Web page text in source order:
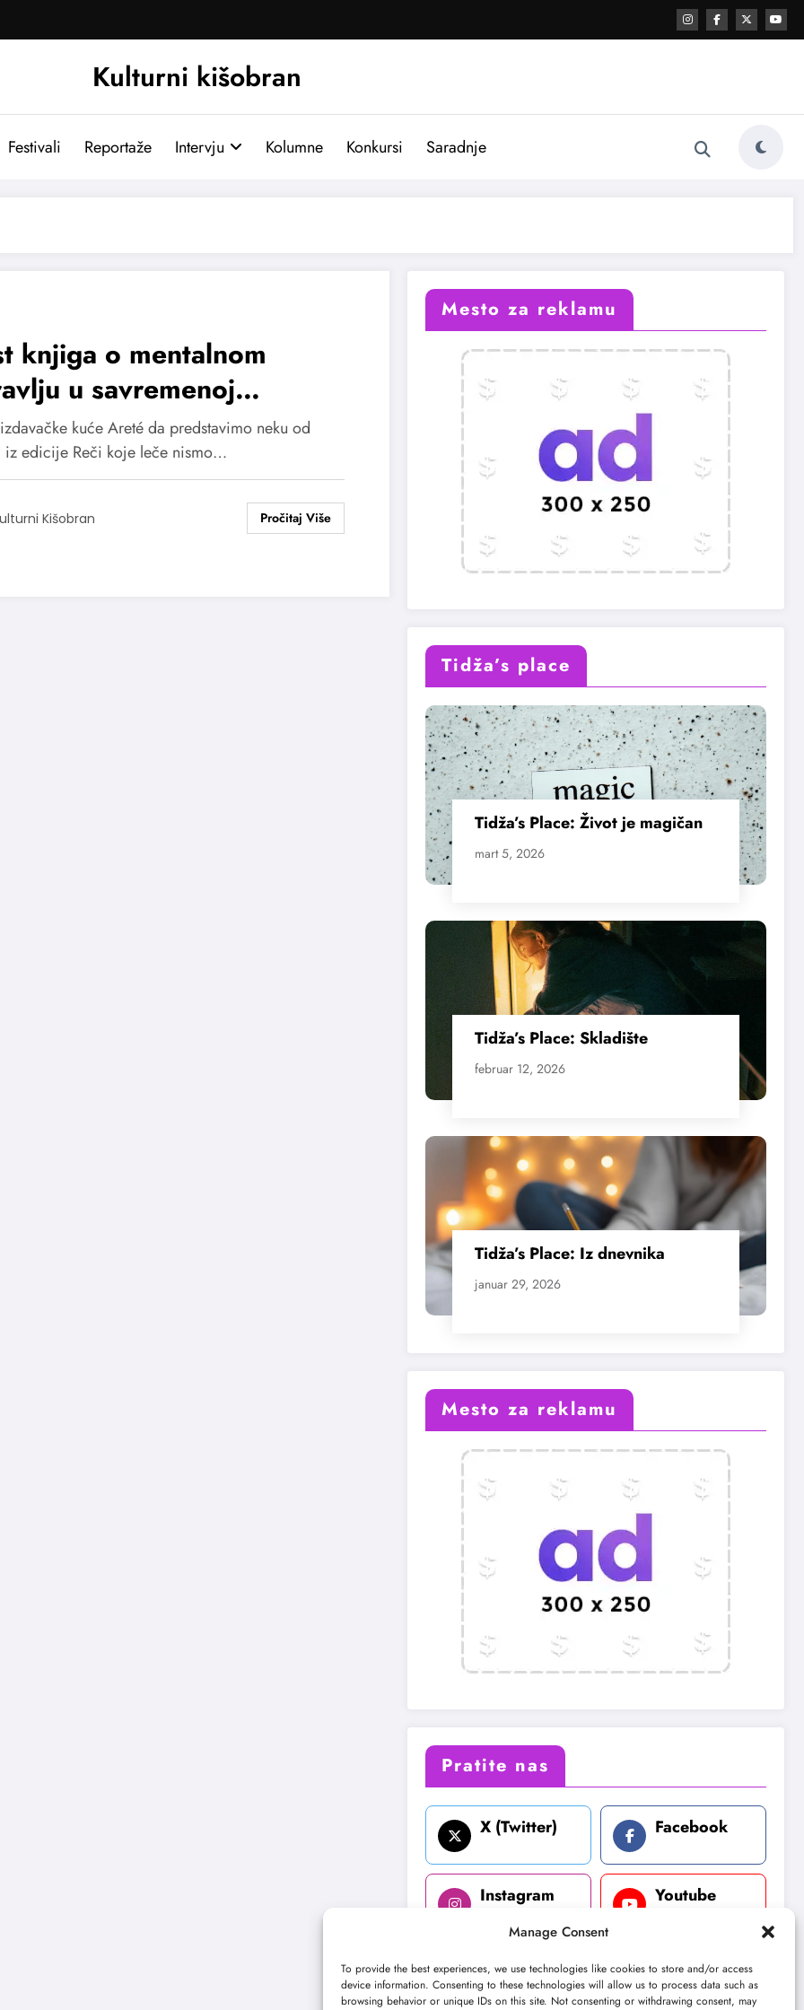
Manage Consent
To provide the best experiences, we use technologies like cookies to store and/or access
device information. Consenting to these technologies will allow us to process data such as
browsing behavior or unique IDs on this site. Not consenting or withdrawing consent, may
Kulturni kišobran
Festivali Reportaže Intervju Kolumne Konkursi Saradnje
knjiga o mentalnom
u savremenoj
književnost
kuće Areté da predstavimo neku od
iz edicije Reči koje leče nismo…
Kišobran
Mesto za reklamu
Tidža’s place
Tidža’s Place: Život je magičan
mart 5, 2026
Tidža’s Place: Skladište
februar 12, 2026
Tidža’s Place: Iz dnevnika
januar 29, 2026
Mesto za reklamu
Pratite nas
X (Twitter) Facebook
Instagram Youtube
LinkedIn